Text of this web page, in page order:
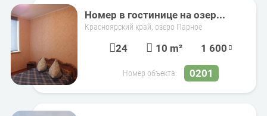
Номер в гостинице на озер...
Красноярский край, озеро Парное
24 10 m² 1 600
Номер объекта: 0201